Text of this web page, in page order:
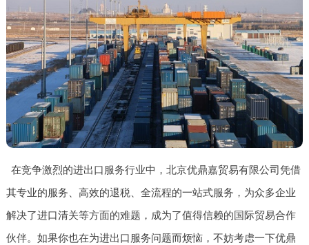
在竞争激烈的进出口服务行业中，北京优鼎嘉贸易有限公司凭借
其专业的服务、高效的退税、全流程的一站式服务，为众多企业
解决了进口清关等方面的难题，成为了值得信赖的国际贸易合作
伙伴。如果你也在为进出口服务问题而烦恼，不妨考虑一下优鼎